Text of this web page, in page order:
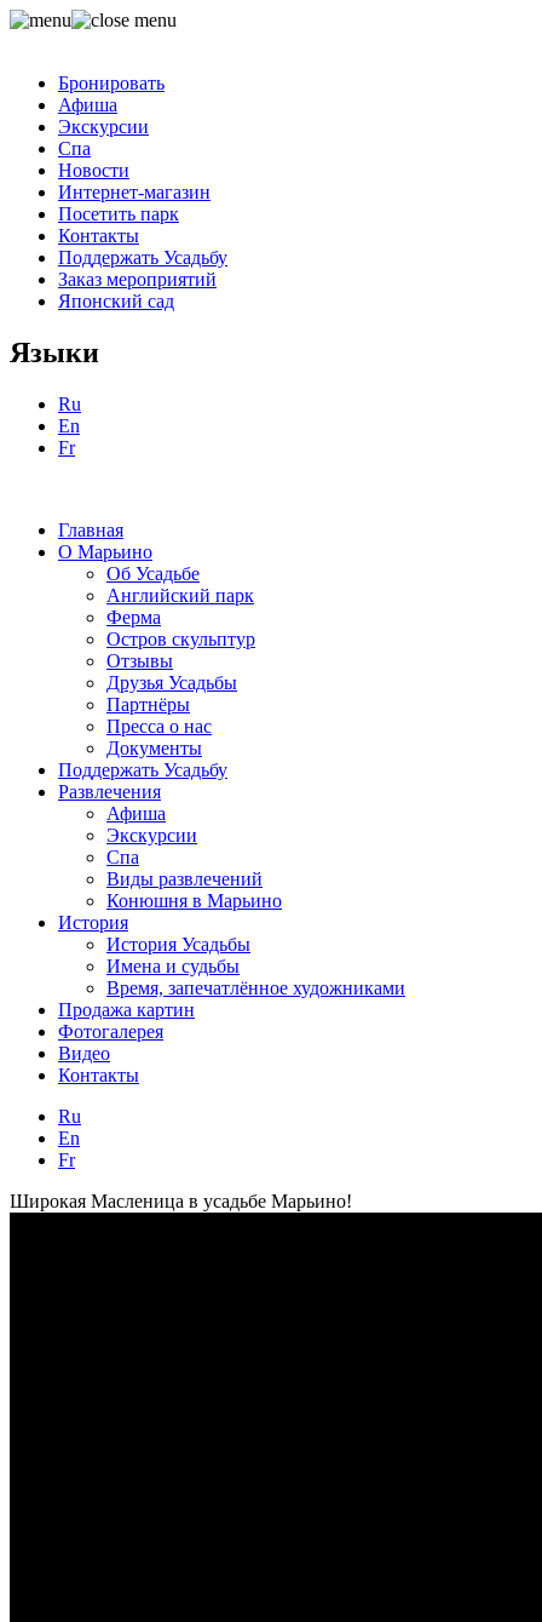
Бронировать
Афиша
Экскурсии
Спа
Новости
Интернет-магазин
Посетить парк
Контакты
Поддержать Усадьбу
Заказ мероприятий
Японский сад
Языки
Ru
En
Fr
Главная
О Марьино
Об Усадьбе
Английский парк
Ферма
Остров скульптур
Отзывы
Друзья Усадьбы
Партнёры
Пресса о нас
Документы
Поддержать Усадьбу
Развлечения
Афиша
Экскурсии
Спа
Виды развлечений
Конюшня в Марьино
История
История Усадьбы
Имена и судьбы
Время, запечатлённое художниками
Продажа картин
Фотогалерея
Видео
Контакты
Ru
En
Fr
Широкая Масленица в усадьбе Марьино!